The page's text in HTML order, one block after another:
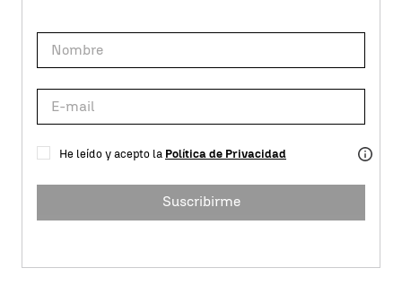
He leído y acepto la Política de Privacidad
Suscribirme